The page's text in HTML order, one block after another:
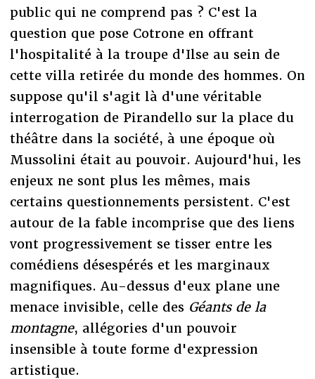
public qui ne comprend pas ? C'est la
question que pose Cotrone en offrant
l'hospitalité à la troupe d'Ilse au sein de
cette villa retirée du monde des hommes. On
suppose qu'il s'agit là d'une véritable
interrogation de Pirandello sur la place du
théâtre dans la société, à une époque où
Mussolini était au pouvoir. Aujourd'hui, les
enjeux ne sont plus les mêmes, mais
certains questionnements persistent. C'est
autour de la fable incomprise que des liens
vont progressivement se tisser entre les
comédiens désespérés et les marginaux
magnifiques. Au-dessus d'eux plane une
menace invisible, celle des Géants de la
montagne, allégories d'un pouvoir
insensible à toute forme d'expression
artistique.